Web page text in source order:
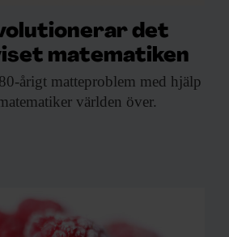
det
matematiken
80-årigt matteproblem med hjälp
världen över.